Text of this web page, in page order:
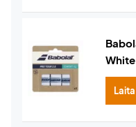
White